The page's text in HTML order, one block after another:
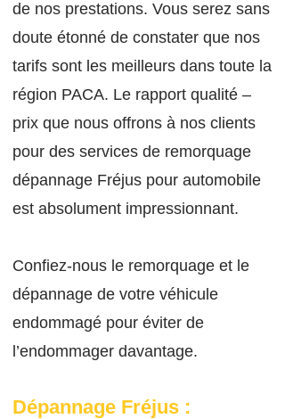
de nos prestations. Vous serez sans
doute étonné de constater que nos
tarifs sont les meilleurs dans toute la
région PACA. Le rapport qualité –
prix que nous offrons à nos clients
pour des services de remorquage
dépannage Fréjus pour automobile
est absolument impressionnant.
Confiez-nous le remorquage et le
dépannage de votre véhicule
endommagé pour éviter de
l’endommager davantage.
Dépannage Fréjus :